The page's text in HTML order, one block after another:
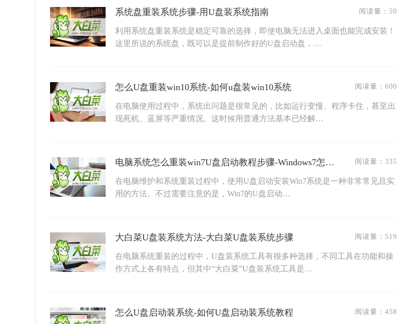
系统盘重装系统步骤-用U盘装系统指南 阅读量： 50
利用系统盘重装系统是稳定可靠的选择，即使电脑无法进入桌面也能完成安装！
这里所说的系统盘，既可以是提前制作好的U盘启动盘，…
怎么U盘重装win10系统-如何u盘装win10系统 阅读量： 600
在电脑使用过程中，系统出问题是很常见的，比如运行变慢、程序卡住，甚至出
现死机、蓝屏等严重情况。这时候用普通方法基本已经解…
电脑系统怎么重装win7U盘启动教程步骤-Windows7怎么开机U盘重装系统 阅读量： 335
在电脑维护和系统重装过程中，使用U盘启动安装Win7系统是一种非常常见且实
用的方法。不过需要注意的是，Win7的U盘启动…
大白菜U盘装系统方法-大白菜U盘装系统步骤 阅读量： 519
在电脑系统重装的过程中，U盘装系统工具有很多种选择，不同工具在功能和操
作方式上各有特点，但其中“大白菜”U盘装系统工具是…
怎么U盘启动装系统-如何U盘启动装系统教程 阅读量： 458